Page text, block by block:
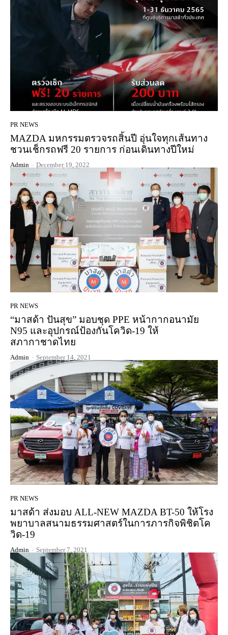
PR NEWS
MAZDA มหกรรมตรวจรถสิ้นปี อุ่นใจทุกเส้นทาง
ชวนเช็กรถฟรี 20 รายการ ก่อนเดินทางปีใหม่
Admin - December 19, 2022
PR NEWS
“มาสด้า ปันสุข” มอบชุด PPE หน้ากากอนามัย
N95 และอุปกรณ์ป้องกันโควิด-19 ให้
สภากาชาดไทย
Admin - September 14, 2021
PR NEWS
มาสด้า ส่งมอบ ALL-NEW MAZDA BT-50 ให้โรง
พยาบาลสนามธรรมศาสตร์ในการภารกิจพิชิตโค
วิด-19
Admin - September 7, 2021